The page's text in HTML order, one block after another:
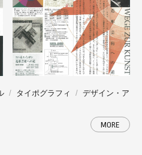
タイポグラフィ
デザイン・ア
MORE